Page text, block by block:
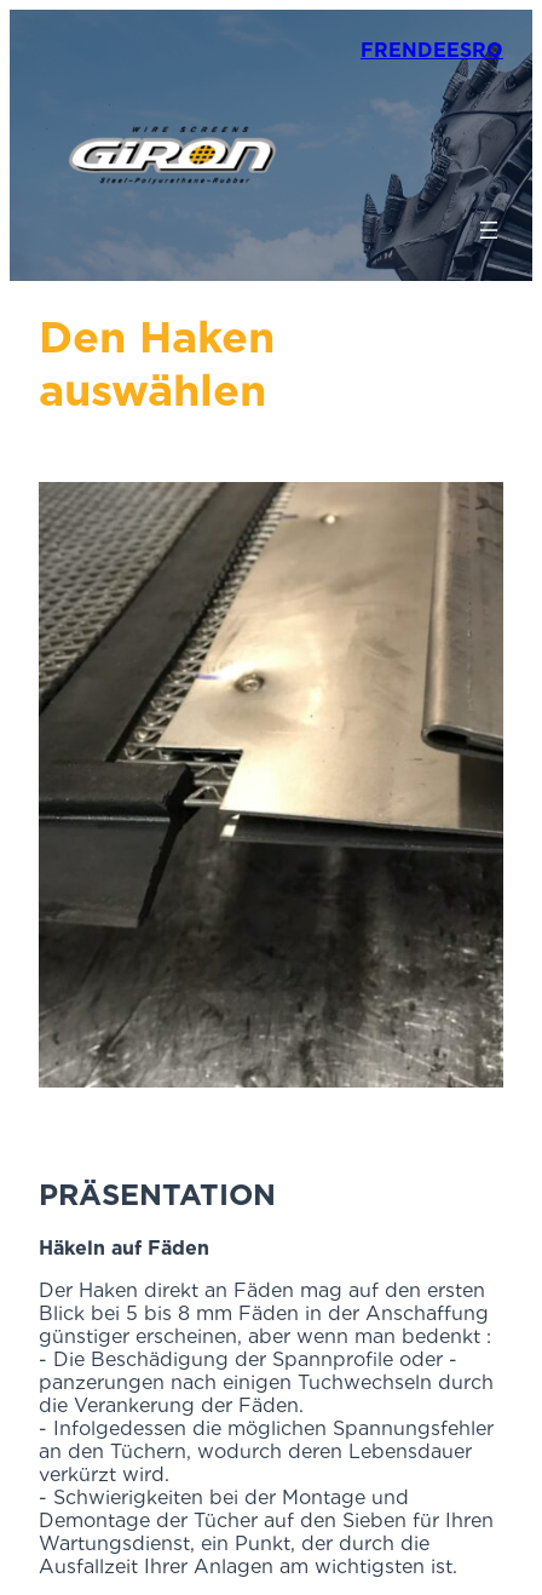
FRENDEESRO
Den Haken
auswählen
PRÄSENTATION
Häkeln auf Fäden
Der Haken direkt an Fäden mag auf den ersten
Blick bei 5 bis 8 mm Fäden in der Anschaffung
günstiger erscheinen, aber wenn man bedenkt :
- Die Beschädigung der Spannprofile oder -
panzerungen nach einigen Tuchwechseln durch
die Verankerung der Fäden.
- Infolgedessen die möglichen Spannungsfehler
an den Tüchern, wodurch deren Lebensdauer
verkürzt wird.
- Schwierigkeiten bei der Montage und
Demontage der Tücher auf den Sieben für Ihren
Wartungsdienst, ein Punkt, der durch die
Ausfallzeit Ihrer Anlagen am wichtigsten ist.